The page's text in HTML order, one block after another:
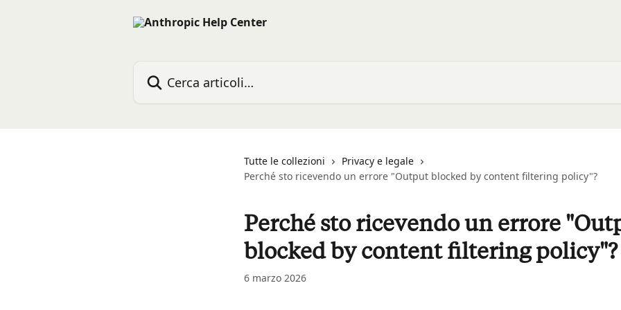
Tutte le collezioni
Privacy e legale
Perché sto ricevendo un errore "Output blocked by content filtering policy"?
Perché sto ricevendo un errore
blocked by content filtering policy"?
6 marzo 2026